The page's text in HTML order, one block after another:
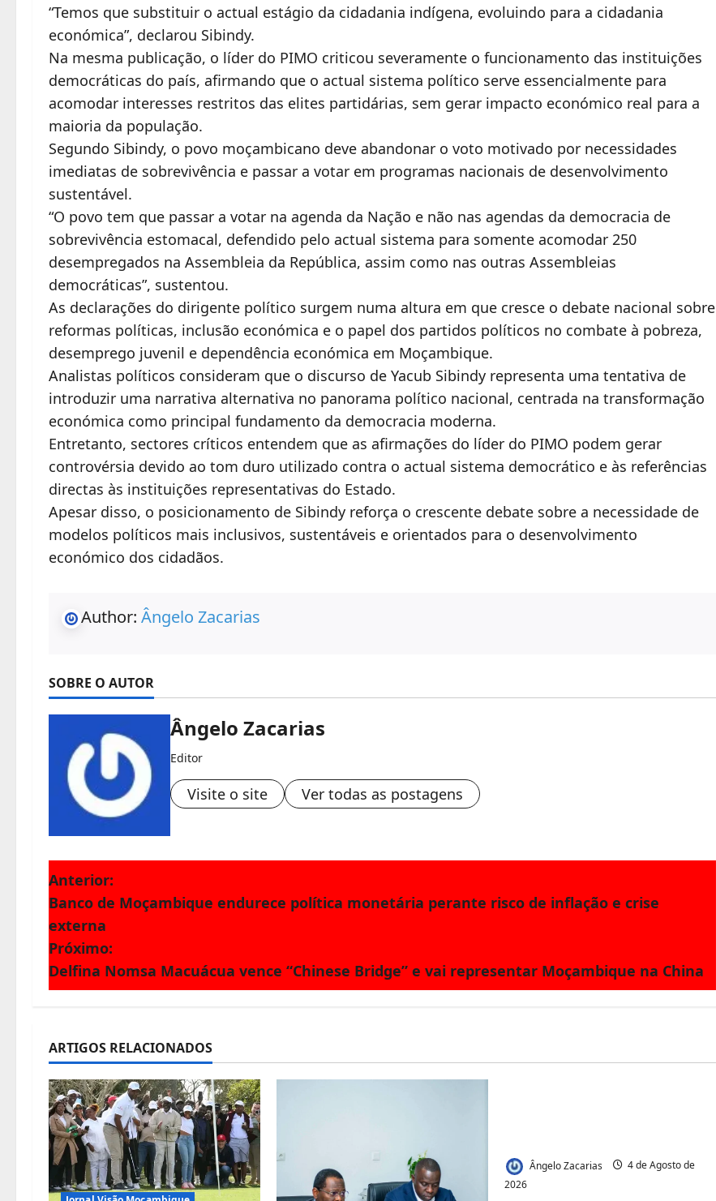
“Temos que substituir o actual estágio da cidadania indígena, evoluindo para a cidadania
económica”, declarou Sibindy.
Na mesma publicação, o líder do PIMO criticou severamente o funcionamento das instituições
democráticas do país, afirmando que o actual sistema político serve essencialmente para
acomodar interesses restritos das elites partidárias, sem gerar impacto económico real para a
maioria da população.
Segundo Sibindy, o povo moçambicano deve abandonar o voto motivado por necessidades
imediatas de sobrevivência e passar a votar em programas nacionais de desenvolvimento
sustentável.
“O povo tem que passar a votar na agenda da Nação e não nas agendas da democracia de
sobrevivência estomacal, defendido pelo actual sistema para somente acomodar 250
desempregados na Assembleia da República, assim como nas outras Assembleias
democráticas”, sustentou.
As declarações do dirigente político surgem numa altura em que cresce o debate nacional sobre
reformas políticas, inclusão económica e o papel dos partidos políticos no combate à pobreza,
desemprego juvenil e dependência económica em Moçambique.
Analistas políticos consideram que o discurso de Yacub Sibindy representa uma tentativa de
introduzir uma narrativa alternativa no panorama político nacional, centrada na transformação
económica como principal fundamento da democracia moderna.
Entretanto, sectores críticos entendem que as afirmações do líder do PIMO podem gerar
controvérsia devido ao tom duro utilizado contra o actual sistema democrático e às referências
directas às instituições representativas do Estado.
Apesar disso, o posicionamento de Sibindy reforça o crescente debate sobre a necessidade de
modelos políticos mais inclusivos, sustentáveis e orientados para o desenvolvimento
económico dos cidadãos.
Author: Ângelo Zacarias
SOBRE O AUTOR
Ângelo Zacarias
Editor
Visite o site Ver todas as postagens
N
a
v
e
a
ç
ã
o
d
Anterior:
Banco de Moçambique endurece política monetária perante risco de inflação e crise
externa
Próximo:
Delfina Nomsa Macuácua vence “Chinese Bridge” e vai representar Moçambique na China
ARTIGOS RELACIONADOS
Ângelo Zacarias
4 de Agosto de
2026